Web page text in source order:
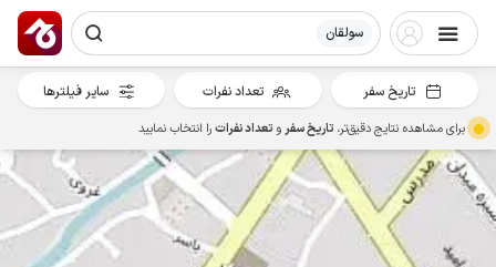
سولقان
تاریخ سفر تعداد نفرات سایر فیلترها
برای مشاهده نتایج دقیق‌تر، تاریخ سفرو تعداد نفراترا انتخاب نمایید